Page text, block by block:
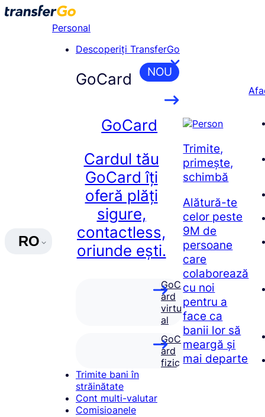
Skip
RO
Personal
Descoperiți TransferGo
GoCard NOU
GoCard
Cardul tău
GoCard îți
oferă plăți
sigure,
contactless,
oriunde ești.
GoC
ard
virtu
al
GoC
ard
fizic
Trimite bani în
străinătate
Cont multi-valutar
Comisioanele
Trimite,
primește,
schimbă
Alătură-te
celor peste
9M de
persoane
care
colaborează
cu noi
pentru a
face ca
banii lor să
meargă și
mai departe